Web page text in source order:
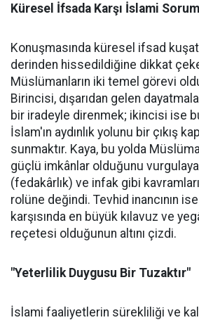
Küresel İfsada Karşı İslami
Konuşmasında küresel ifsad
derinden hissedildiğine dikkat
Müslümanların iki temel görevi
Birincisi, dışarıdan gelen
bir iradeyle direnmek; ikincisi ise
İslam'ın aydınlık yolunu bir çıkış
sunmaktır. Kaya, bu yolda
güçlü imkânlar olduğunu
(fedakârlık) ve infak gibi
rolüne değindi. Tevhid inancının
karşısında en büyük kılavuz ve
reçetesi olduğunun altını çizdi.
"Yeterlilik Duygusu Bir Tuzaktır"
İslami faaliyetlerin sürekliliği ve